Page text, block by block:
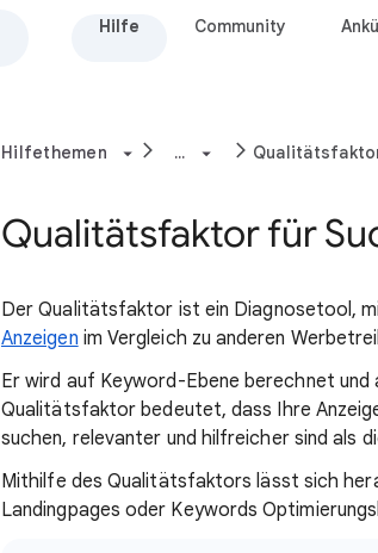
Hilfe Community
Hilfethemen ...
Qualitätsfaktor für
Der Qualitätsfaktor ist ein Diagnosetool,
Anzeigen im Vergleich zu anderen
Er wird auf Keyword-Ebene berechnet und
Qualitätsfaktor bedeutet, dass Ihre
suchen, relevanter und hilfreicher sind als
Mithilfe des Qualitätsfaktors lässt sich
Landingpages oder Keywords